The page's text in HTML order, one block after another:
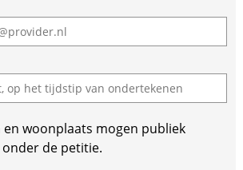
en woonplaats mogen publiek
de petitie.